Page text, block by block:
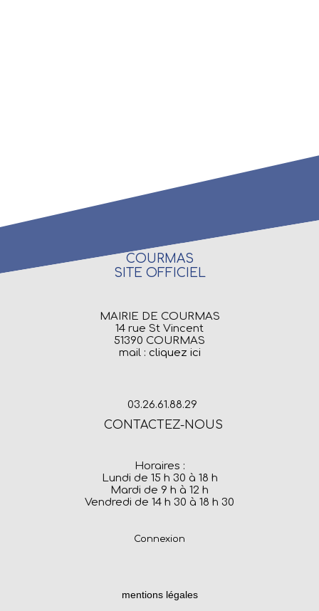
COURMAS
SITE OFFICIEL
MAIRIE DE COURMAS
14 rue St Vincent
51390 COURMAS
mail : cliquez ici
03.26.61.88.29
CONTACTEZ-NOUS
Horaires :
Lundi de 15 h 30 à 18 h
Mardi de 9 h à 12 h
Vendredi de 14 h 30 à 18 h 30
Connexion
mentions légales